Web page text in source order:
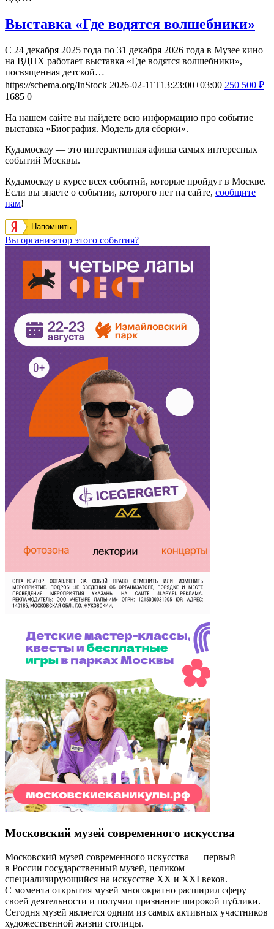
Выставка «Где водятся волшебники»
С 24 декабря 2025 года по 31 декабря 2026 года в Музее кино
на ВДНХ работает выставка «Где водятся волшебники»,
посвященная детской…
https://schema.org/InStock 2026-02-11T13:23:00+03:00 250 500 ₽
1685 0
На нашем сайте вы найдете всю информацию про событие
выставка «Биография. Модель для сборки».
Кудамоскоу — это интерактивная афиша самых интересных
событий Москвы.
Кудамоскоу в курсе всех событий, которые пройдут в Москве.
Если вы знаете о событии, которого нет на сайте, сообщите
нам!
Напомнить
Вы организатор этого события?
Московский музей современного искусства
Московский музей современного искусства — первый
в России государственный музей, целиком
специализирующийся на искусстве XX и XXI веков.
С момента открытия музей многократно расширил сферу
своей деятельности и получил признание широкой публики.
Сегодня музей является одним из самых активных участников
художественной жизни столицы.